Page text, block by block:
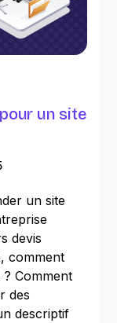
un site
un site
devis
comment
Comment
des
descriptif